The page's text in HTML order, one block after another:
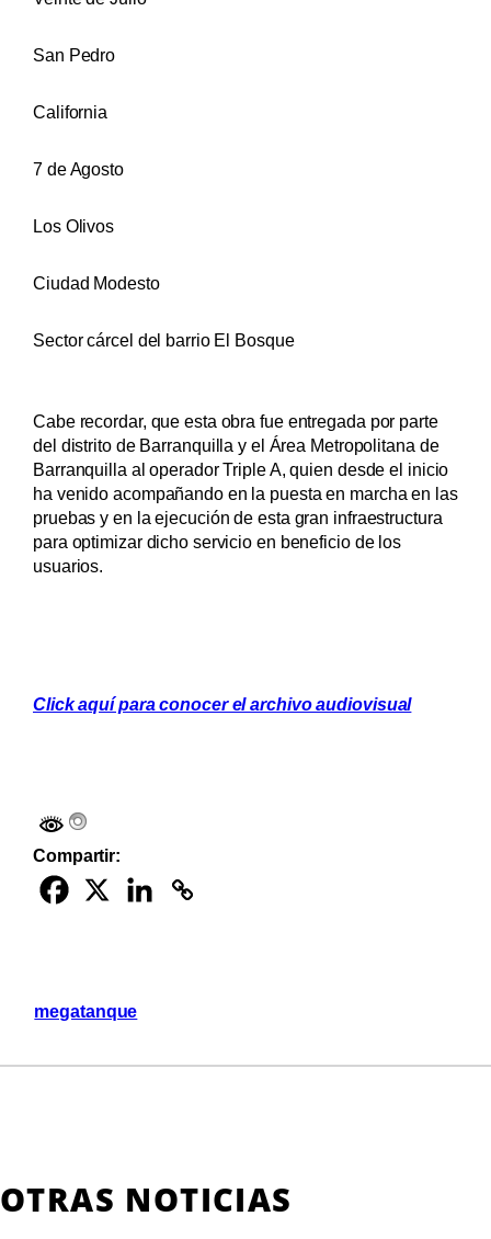
San Pedro
California
7 de Agosto
Los Olivos
Ciudad Modesto
Sector cárcel del barrio El Bosque
Cabe recordar, que esta obra fue entregada por parte
del distrito de Barranquilla y el Área Metropolitana de
Barranquilla al operador Triple A, quien desde el inicio
ha venido acompañando en la puesta en marcha en las
pruebas y en la ejecución de esta gran infraestructura
para optimizar dicho servicio en beneficio de los
usuarios.
Click aquí para conocer el archivo audiovisual
Compartir:
megatanque
OTRAS NOTICIAS